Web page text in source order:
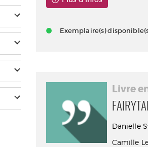
Exemplaire(s)
Livre
Danielle
Camille